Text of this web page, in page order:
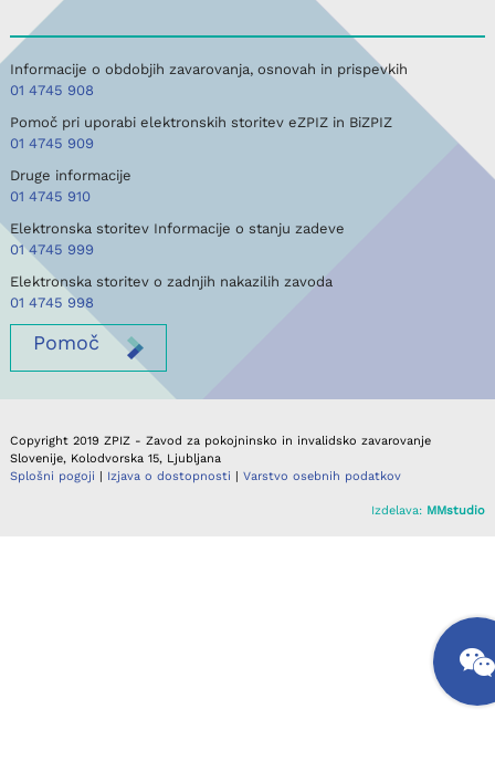
Informacije o obdobjih zavarovanja, osnovah in prispevkih
01 4745 908
Pomoč pri uporabi elektronskih storitev eZPIZ in BiZPIZ
01 4745 909
Druge informacije
01 4745 910
Elektronska storitev Informacije o stanju zadeve
01 4745 999
Elektronska storitev o zadnjih nakazilih zavoda
01 4745 998
Pomoč
Copyright 2019 ZPIZ - Zavod za pokojninsko in invalidsko zavarovanje
Slovenije, Kolodvorska 15, Ljubljana
Splošni pogoji | Izjava o dostopnosti | Varstvo osebnih podatkov
Izdelava: MMstudio